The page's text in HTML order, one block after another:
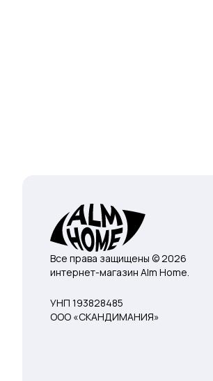
Все права защищены © 2026
интернет-магазин Alm Home.
УНП 193828485
ООО «СКАНДИМАНИЯ»